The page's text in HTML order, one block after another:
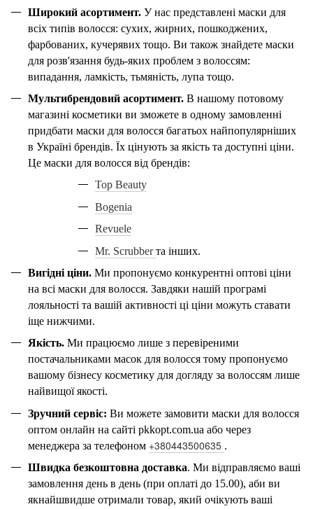
Широкий асортимент. У нас представлені маски для
всіх типів волосся: сухих, жирних, пошкоджених,
фарбованих, кучерявих тощо. Ви також знайдете маски
для розв'язання будь-яких проблем з волоссям:
випадання, ламкість, тьмяність, лупа тощо.
Мультибрендовий асортимент. В нашому потовому
магазині косметики ви зможете в одному замовленні
придбати маски для волосся багатьох найпопулярніших
в Україні брендів. Їх цінують за якість та доступні ціни.
Це маски для волосся від брендів:
Top Beauty
Bogenia
Revuele
Mr. Scrubberта інших.
Вигідні ціни. Ми пропонуємо конкурентні оптові ціни
на всі маски для волосся. Завдяки нашій програмі
лояльності та вашій активності ці ціни можуть ставати
іще нижчими.
Якість. Ми працюємо лише з перевіреними
постачальниками масок для волосся тому пропонуємо
вашому бізнесу косметику для догляду за волоссям лише
найвищої якості.
Зручний сервіс: Ви можете замовити маски для волосся
оптом онлайн на сайті pkkopt.com.ua або через
менеджера за телефоном +380443500635 .
Швидка безкоштовна доставка. Ми відправляємо ваші
замовлення день в день (при оплаті до 15.00), аби ви
якнайшвидше отримали товар, який очікують ваші